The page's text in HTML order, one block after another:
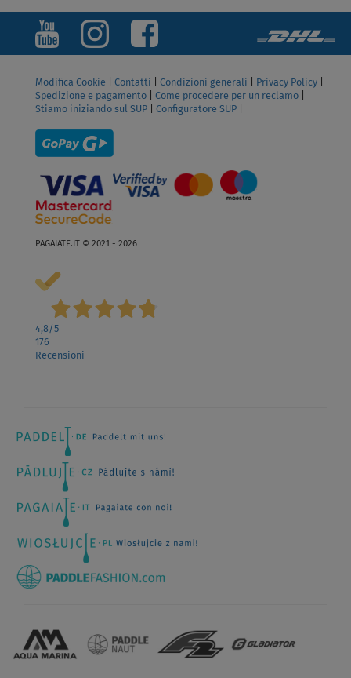
Modifica Cookie Contatti Condizioni generali Privacy Policy
Spedizione e pagamento
Come procedere per un reclamo
Stiamo iniziando sul SUP
Configuratore SUP
PAGAIATE.IT © 2021 - 2026
4,8/5
176
Recensioni